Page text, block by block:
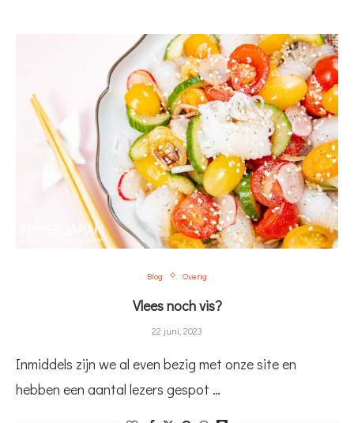
Blog Overig
Vlees noch vis?
22 juni, 2023
Inmiddels zijn we al even bezig met onze site en
hebben een aantal lezers gespot …